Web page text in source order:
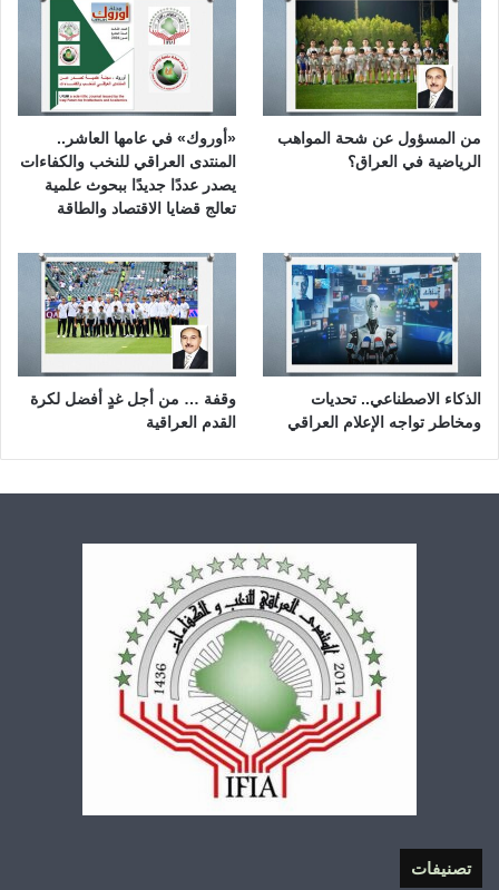
من المسؤول عن شحة المواهب
الرياضية في العراق؟
«أوروك» في عامها العاشر..
المنتدى العراقي للنخب والكفاءات
يصدر عددًا جديدًا ببحوث علمية
تعالج قضايا الاقتصاد والطاقة
الذكاء الاصطناعي.. تحديات
ومخاطر تواجه الإعلام العراقي
وقفة … من أجل غدٍ أفضل لكرة
القدم العراقية
تصنيفات